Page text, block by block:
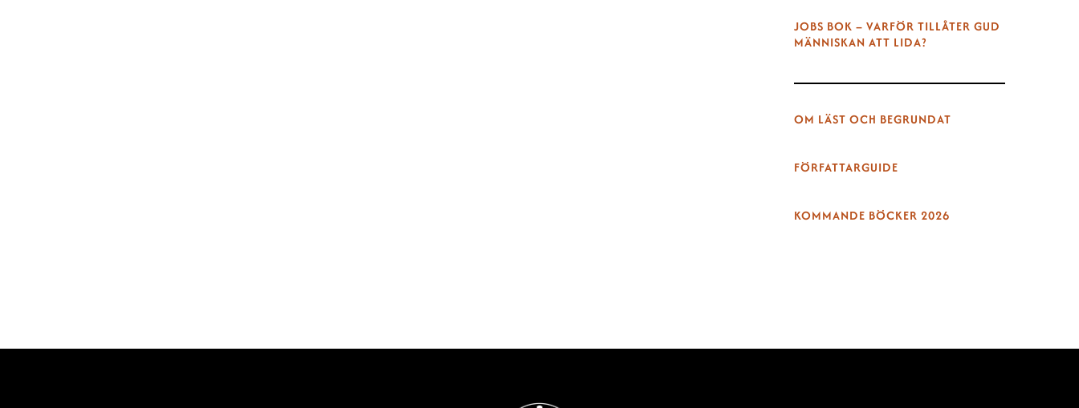
JOBS BOK – VARFÖR TILLÅTER GUD
MÄNNISKAN ATT LIDA?
OM LÄST OCH BEGRUNDAT
FÖRFATTARGUIDE
KOMMANDE BÖCKER 2026